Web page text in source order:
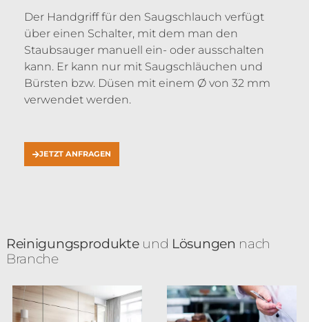
Der Handgriff für den Saugschlauch verfügt
über einen Schalter, mit dem man den
Staubsauger manuell ein- oder ausschalten
kann. Er kann nur mit Saugschläuchen und
Bürsten bzw. Düsen mit einem Ø von 32 mm
verwendet werden.
JETZT ANFRAGEN
Reinigungsprodukteund Lösungen nach
Branche